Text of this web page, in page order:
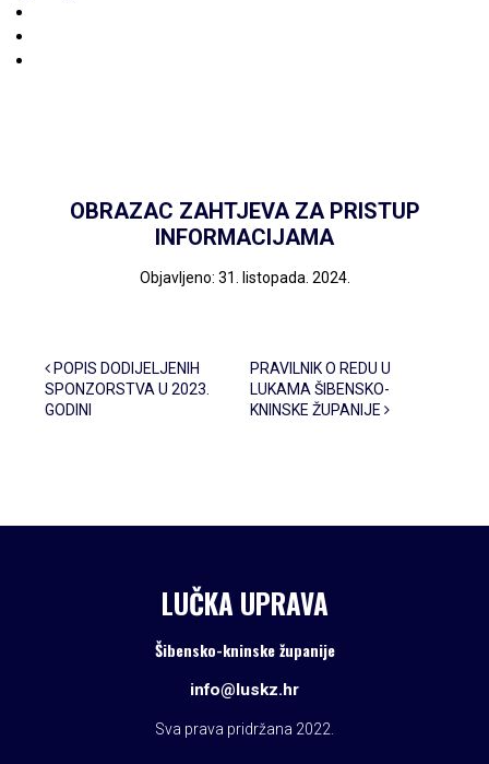
OBRAZAC ZAHTJEVA ZA PRISTUP
INFORMACIJAMA
Objavljeno: 31. listopada. 2024.
Post navigation
POPIS DODIJELJENIH
SPONZORSTVA U 2023.
GODINI
PRAVILNIK O REDU U
LUKAMA ŠIBENSKO-
KNINSKE ŽUPANIJE
LUČKA UPRAVA
Šibensko-kninske županije
info@luskz.hr
Sva prava pridržana 2022.